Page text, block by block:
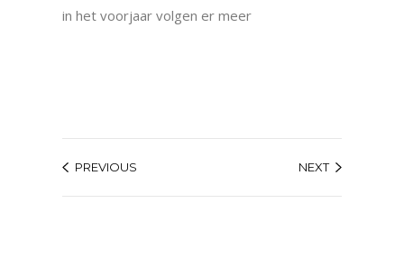
in het voorjaar volgen er meer
PREVIOUS NEXT